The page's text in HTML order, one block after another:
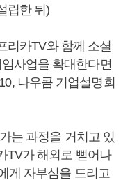
립한 뒤)
리카TV와 함께 소셜
사업을 확대한다면
나우콤 기업설명회
는 과정을 거치고 있
TV가 해외로 뻗어나
게 자부심을 드리고